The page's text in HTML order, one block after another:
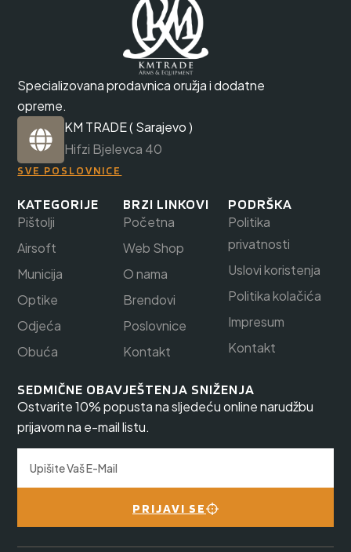
Specializovana prodavnica oružja i dodatne
opreme.
KM TRADE ( Sarajevo )
Hifzi Bjelevca 40
SVE POSLOVNICE
KATEGORIJE
Pištolji
Airsoft
Municija
Optike
Odjeća
Obuća
BRZI LINKOVI
Početna
Web Shop
O nama
Brendovi
Poslovnice
Kontakt
PODRŠKA
Politika
privatnosti
Uslovi koristenja
Politika kolačića
Impresum
Kontakt
SEDMIČNE OBAVJEŠTENJA SNIŽENJA
Ostvarite 10% popusta na sljedeću online narudžbu
prijavom na e-mail listu.
PRIJAVI SE